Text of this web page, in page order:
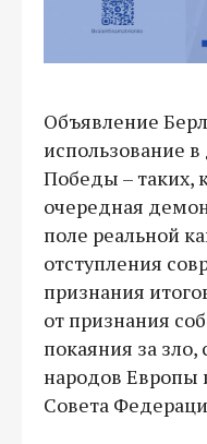
Объявление
использование
Победы – таких,
очередная
поле реальной
отступления
признания
от признания
покаяния за
народов Европы
Совета